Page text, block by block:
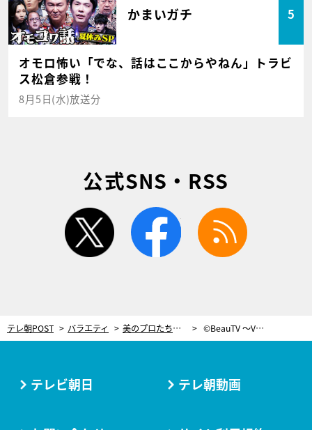
かまいガチ 5
オモロ怖い「でな、話はここからやねん」トラビ
ス松倉参戦！
8月5日(水)放送分
公式SNS・RSS
twitter facebook
テレ朝POST バラエティ 美のプロたちも心酔！美白アイテムが充実の2018年上半期優秀スキンケア ©BeauTV ～VOCE
テレビ朝日 テレ朝動画